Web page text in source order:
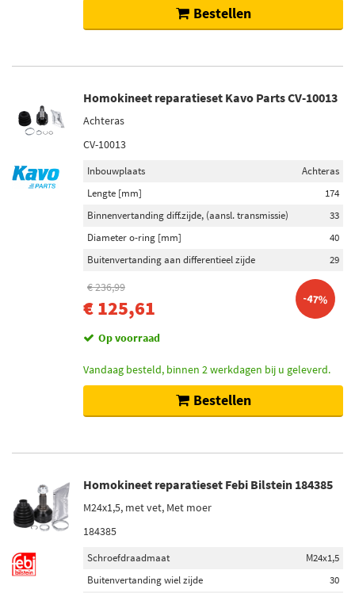
Bestellen
Homokineet reparatieset Kavo Parts CV-10013
Achteras
CV-10013
Inbouwplaats
Achteras
Lengte [mm]
174
Binnenvertanding diff.zijde, (aansl. transmissie)
33
Diameter o-ring [mm]
40
Buitenvertanding aan differentieel zijde
29
€ 236,99
€ 125,61 -47%
Op voorraad
Vandaag besteld, binnen 2 werkdagen bij u geleverd.
Bestellen
Homokineet reparatieset Febi Bilstein 184385
M24x1,5, met vet, Met moer
184385
Schroefdraadmaat
M24x1,5
Buitenvertanding wiel zijde
30